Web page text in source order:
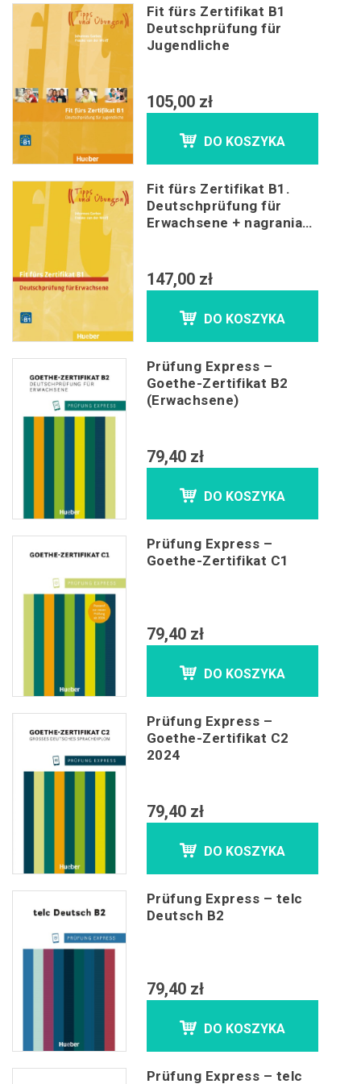
Fit fürs Zertifikat B1
Deutschprüfung für
Jugendliche
105,00 zł
DO KOSZYKA
Fit fürs Zertifikat B1.
Deutschprüfung für
Erwachsene + nagrania
147,00 zł
DO KOSZYKA
Prüfung Express –
Goethe-Zertifikat B2
(Erwachsene)
79,40 zł
DO KOSZYKA
Prüfung Express –
Goethe-Zertifikat C1
79,40 zł
DO KOSZYKA
Prüfung Express –
Goethe-Zertifikat C2
2024
79,40 zł
DO KOSZYKA
Prüfung Express – telc
Deutsch B2
79,40 zł
DO KOSZYKA
Prüfung Express – telc